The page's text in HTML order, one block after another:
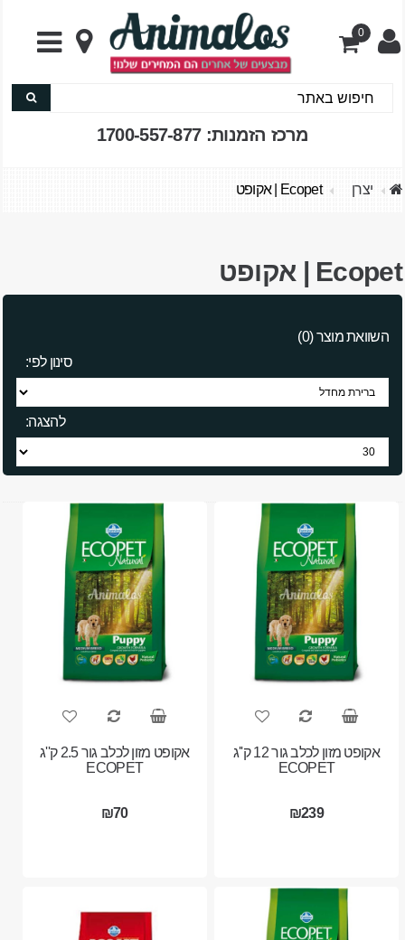
0
מרכז הזמנות: 1700-557-877
יצרן Ecopet | אקופט
Ecopet | אקופט
השוואת מוצר (0)
סינון לפי:
להצגה:
אקופט מזון לכלב גור 12 ק''ג
ECOPET
₪239
אקופט מזון לכלב גור 2.5 ק''ג
ECOPET
₪70